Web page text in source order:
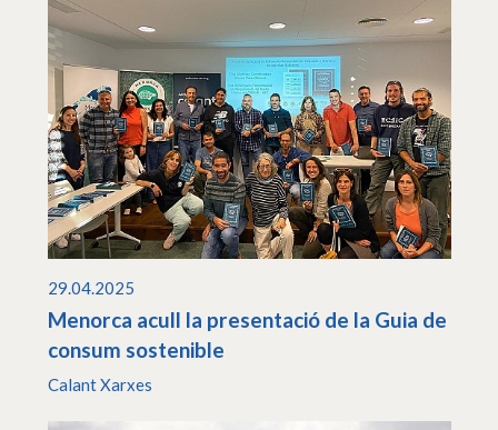
29.04.2025
Menorca acull la presentació de la Guia de
consum sostenible
Calant Xarxes